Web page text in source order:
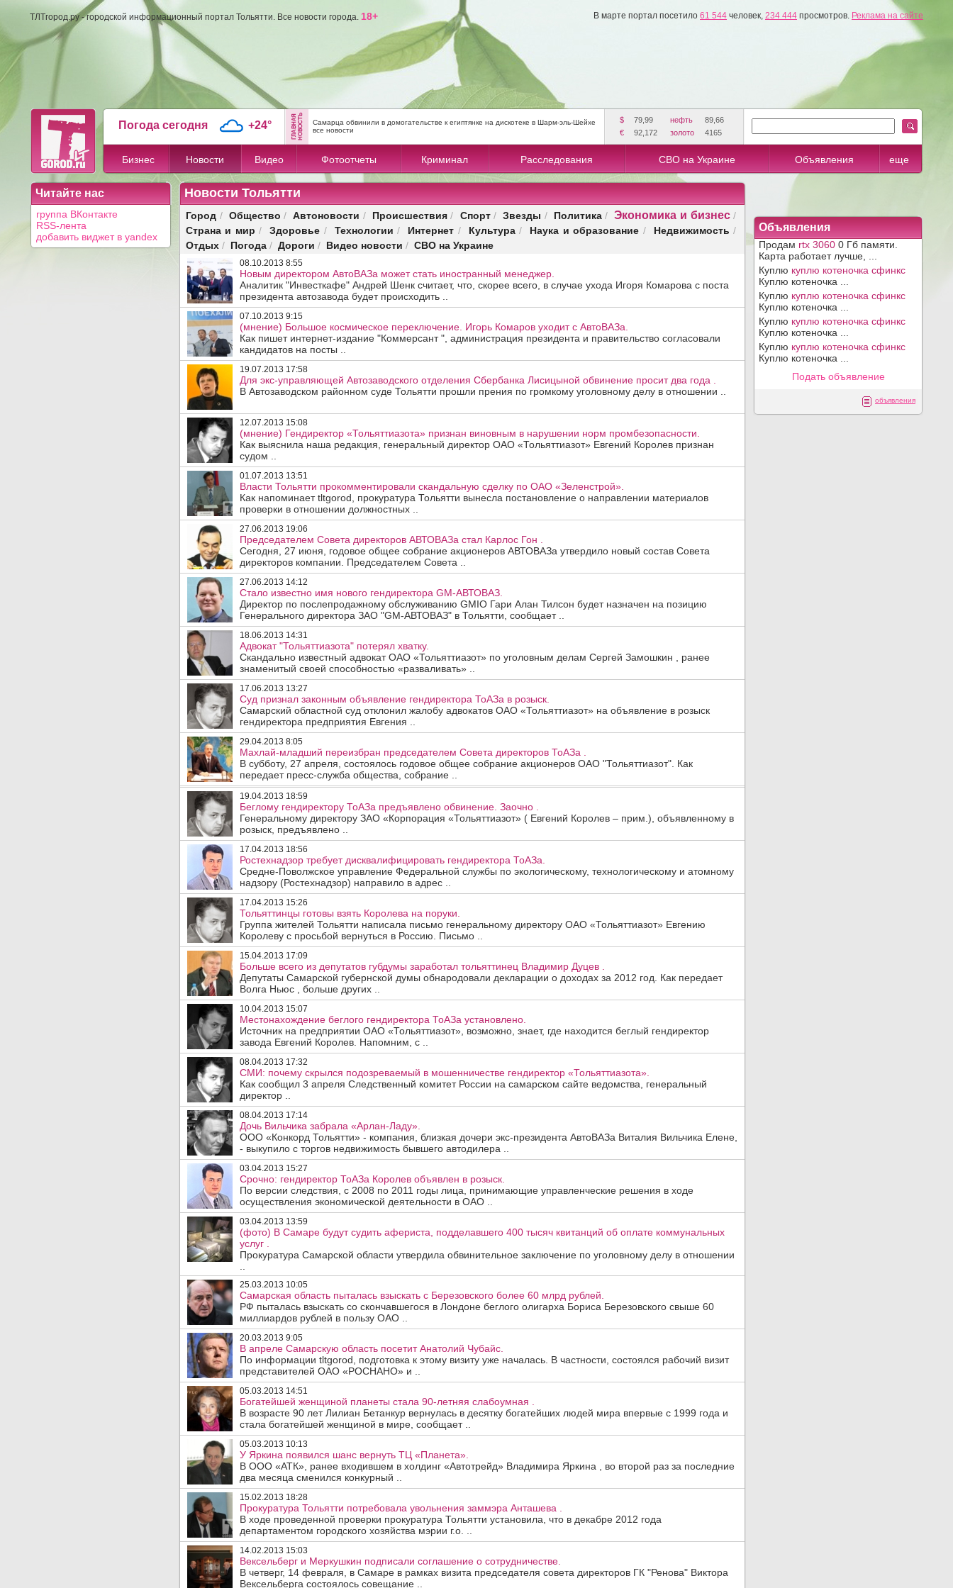
ТЛТгород.ру - городской информационный портал Тольятти. Все новости города. 18+ В марте портал посетило 61 544 человек, 234 444 просмотров. Реклама на сайте
Погода сегодня +24°
Самарца обвинили в домогательстве к египтянке на дискотеке в Шарм-эль-Шейхе
все новости
$ 79,99 нефть
89,66
€
92,172 золото 4165
Бизнес Новости Видео Фотоотчеты Криминал Расследования СВО на Украине Объявления еще
Читайте нас
группа ВКонтакте
RSS-лента
добавить виджет в yandex
Новости Тольятти
Город / Общество / Автоновости / Происшествия/ Спорт/ Звезды / Политика/ Экономика и бизнес/
Страна и мир / Здоровье / Технологии / Интернет / Культура/ Наука и образование / Недвижимость /
Отдых / Погода / Дороги / Видео новости / СВО на Украине
08.10.2013 8:55
Новым директором АвтоВАЗа может стать иностранный менеджер.
Аналитик "Инвесткафе" Андрей Шенк считает, что, скорее всего, в случае ухода Игоря Комарова с поста
президента автозавода будет происходить ..
07.10.2013 9:15
(мнение) Большое космическое переключение. Игорь Комаров уходит с АвтоВАЗа.
Как пишет интернет-издание "Коммерсант ", администрация президента и правительство согласовали
кандидатов на посты ..
19.07.2013 17:58
Для экс-управляющей Автозаводского отделения Сбербанка Лисицыной обвинение просит два года .
В Автозаводском районном суде Тольятти прошли прения по громкому уголовному делу в отношении ..
12.07.2013 15:08
(мнение) Гендиректор «Тольяттиазота» признан виновным в нарушении норм промбезопасности.
Как выяснила наша редакция, генеральный директор ОАО «Тольяттиазот» Евгений Королев признан
судом ..
01.07.2013 13:51
Власти Тольятти прокомментировали скандальную сделку по ОАО «Зеленстрой».
Как напоминает tltgorod, прокуратура Тольятти вынесла постановление о направлении материалов
проверки в отношении должностных ..
27.06.2013 19:06
Председателем Совета директоров АВТОВАЗа стал Карлос Гон .
Сегодня, 27 июня, годовое общее собрание акционеров АВТОВАЗа утвердило новый состав Совета
директоров компании. Председателем Совета ..
27.06.2013 14:12
Стало известно имя нового гендиректора GM-АВТОВАЗ.
Директор по послепродажному обслуживанию GMIO Гари Алан Тилсон будет назначен на позицию
Генерального директора ЗАО "GM-АВТОВАЗ" в Тольятти, сообщает ..
18.06.2013 14:31
Адвокат "Тольяттиазота" потерял хватку.
Скандально известный адвокат ОАО «Тольяттиазот» по уголовным делам Сергей Замошкин , ранее
знаменитый своей способностью «разваливать» ..
17.06.2013 13:27
Суд признал законным объявление гендиректора ТоАЗа в розыск.
Самарский областной суд отклонил жалобу адвокатов ОАО «Тольяттиазот» на объявление в розыск
гендиректора предприятия Евгения ..
29.04.2013 8:05
Махлай-младший переизбран председателем Совета директоров ТоАЗа .
В субботу, 27 апреля, состоялось годовое общее собрание акционеров ОАО "Тольяттиазот". Как
передает пресс-служба общества, собрание ..
19.04.2013 18:59
Беглому гендиректору ТоАЗа предъявлено обвинение. Заочно .
Генеральному директору ЗАО «Корпорация «Тольяттиазот» ( Евгений Королев – прим.), объявленному в
розыск, предъявлено ..
17.04.2013 18:56
Ростехнадзор требует дисквалифицировать гендиректора ТоАЗа.
Средне-Поволжское управление Федеральной службы по экологическому, технологическому и атомному
надзору (Ростехнадзор) направило в адрес ..
17.04.2013 15:26
Тольяттинцы готовы взять Королева на поруки.
Группа жителей Тольятти написала письмо генеральному директору ОАО «Тольяттиазот» Евгению
Королеву с просьбой вернуться в Россию. Письмо ..
15.04.2013 17:09
Больше всего из депутатов губдумы заработал тольяттинец Владимир Дуцев .
Депутаты Самарской губернской думы обнародовали декларации о доходах за 2012 год. Как передает
Волга Ньюс , больше других ..
10.04.2013 15:07
Местонахождение беглого гендиректора ТоАЗа установлено.
Источник на предприятии ОАО «Тольяттиазот», возможно, знает, где находится беглый гендиректор
завода Евгений Королев. Напомним, с ..
08.04.2013 17:32
СМИ: почему скрылся подозреваемый в мошенничестве гендиректор «Тольяттиазота».
Как сообщил 3 апреля Следственный комитет России на самарском сайте ведомства, генеральный
директор ..
08.04.2013 17:14
Дочь Вильчика забрала «Арлан-Ладу».
ООО «Конкорд Тольятти» - компания, близкая дочери экс-президента АвтоВАЗа Виталия Вильчика Елене,
- выкупило с торгов недвижимость бывшего автодилера ..
03.04.2013 15:27
Срочно: гендиректор ТоАЗа Королев объявлен в розыск.
По версии следствия, с 2008 по 2011 годы лица, принимающие управленческие решения в ходе
осуществления экономической деятельности в ОАО ..
03.04.2013 13:59
(фото) В Самаре будут судить афериста, подделавшего 400 тысяч квитанций об оплате коммунальных
услуг .
Прокуратура Самарской области утвердила обвинительное заключение по уголовному делу в отношении
25.03.2013 10:05
Самарская область пыталась взыскать с Березовского более 60 млрд рублей.
РФ пыталась взыскать со скончавшегося в Лондоне беглого олигарха Бориса Березовского свыше 60
миллиардов рублей в пользу ОАО ..
20.03.2013 9:05
В апреле Самарскую область посетит Анатолий Чубайс.
По информации tltgorod, подготовка к этому визиту уже началась. В частности, состоялся рабочий визит
представителей ОАО «РОСНАНО» и ..
05.03.2013 14:51
Богатейшей женщиной планеты стала 90-летняя слабоумная .
В возрасте 90 лет Лилиан Бетанкур вернулась в десятку богатейших людей мира впервые с 1999 года и
стала богатейшей женщиной в мире, сообщает ..
05.03.2013 10:13
У Яркина появился шанс вернуть ТЦ «Планета».
В ООО «АТК», ранее входившем в холдинг «Автотрейд» Владимира Яркина , во второй раз за последние
два месяца сменился конкурный ..
15.02.2013 18:28
Прокуратура Тольятти потребовала увольнения заммэра Анташева .
В ходе проведенной проверки прокуратура Тольятти установила, что в декабре 2012 года
департаментом городского хозяйства мэрии г.о. ..
14.02.2013 15:03
Вексельберг и Меркушкин подписали соглашение о сотрудничестве.
В четверг, 14 февраля, в Самаре в рамках визита председателя совета директоров ГК "Ренова" Виктора
Вексельберга состоялось совещание ..
Объявления
Продам rtx 3060 0 Гб памяти.
Карта работает лучше, ...
Куплю куплю котеночка сфинкс
Куплю котеночка ...
Куплю куплю котеночка сфинкс
Куплю котеночка ...
Куплю куплю котеночка сфинкс
Куплю котеночка ...
Куплю куплю котеночка сфинкс
Куплю котеночка ...
Подать объявление
объявления